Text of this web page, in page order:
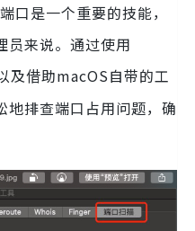
口是一个重要的技能，
员来说。通过使用
及借助macOS自带的工
地排查端口占用问题，确